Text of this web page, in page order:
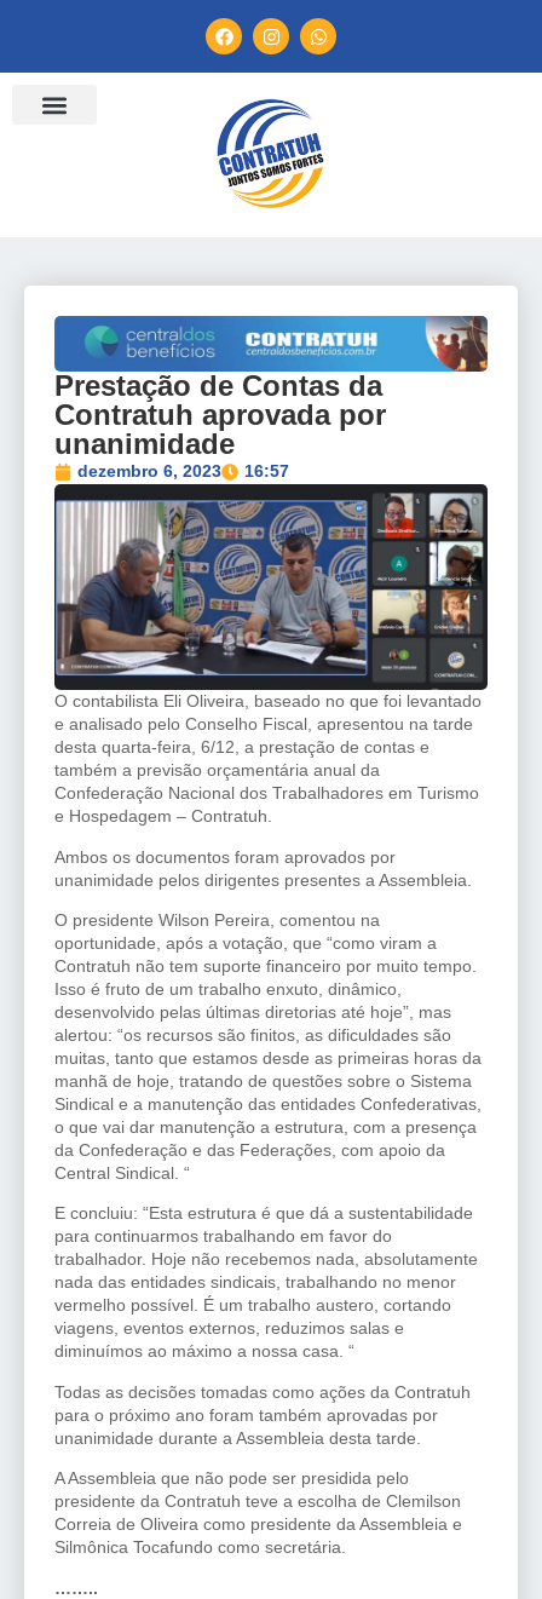
Prestação de Contas da
Contratuh aprovada por
unanimidade
dezembro 6, 2023 16:57
O contabilista Eli Oliveira, baseado no que foi levantado
e analisado pelo Conselho Fiscal, apresentou na tarde
desta quarta-feira, 6/12, a prestação de contas e
também a previsão orçamentária anual da
Confederação Nacional dos Trabalhadores em Turismo
e Hospedagem – Contratuh.
Ambos os documentos foram aprovados por
unanimidade pelos dirigentes presentes a Assembleia.
O presidente Wilson Pereira, comentou na
oportunidade, após a votação, que “como viram a
Contratuh não tem suporte financeiro por muito tempo.
Isso é fruto de um trabalho enxuto, dinâmico,
desenvolvido pelas últimas diretorias até hoje”, mas
alertou: “os recursos são finitos, as dificuldades são
muitas, tanto que estamos desde as primeiras horas da
manhã de hoje, tratando de questões sobre o Sistema
Sindical e a manutenção das entidades Confederativas,
o que vai dar manutenção a estrutura, com a presença
da Confederação e das Federações, com apoio da
Central Sindical. “
E concluiu: “Esta estrutura é que dá a sustentabilidade
para continuarmos trabalhando em favor do
trabalhador. Hoje não recebemos nada, absolutamente
nada das entidades sindicais, trabalhando no menor
vermelho possível. É um trabalho austero, cortando
viagens, eventos externos, reduzimos salas e
diminuímos ao máximo a nossa casa. “
Todas as decisões tomadas como ações da Contratuh
para o próximo ano foram também aprovadas por
unanimidade durante a Assembleia desta tarde.
A Assembleia que não pode ser presidida pelo
presidente da Contratuh teve a escolha de Clemilson
Correia de Oliveira como presidente da Assembleia e
Silmônica Tocafundo como secretária.
……..